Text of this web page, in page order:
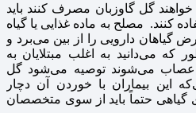
گل گاوزبان مصرف کنند باید
کنند. مصلح به ماده غذایی یا گیاه
گیاهان دارویی را از بین می‌برد و
که می‌دانید به اغلب مبتلایان به
اعصاب می‌شوند توصیه می‌شود گل
این بیماران با خوردن آن دچار
حتماً باید از سوی متخصصان